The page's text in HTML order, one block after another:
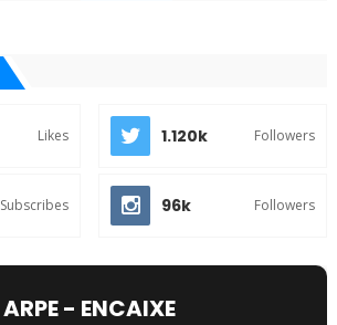
Likes 1.120k Followers
Subscribes 96k Followers
ARPE - ENCAIXE